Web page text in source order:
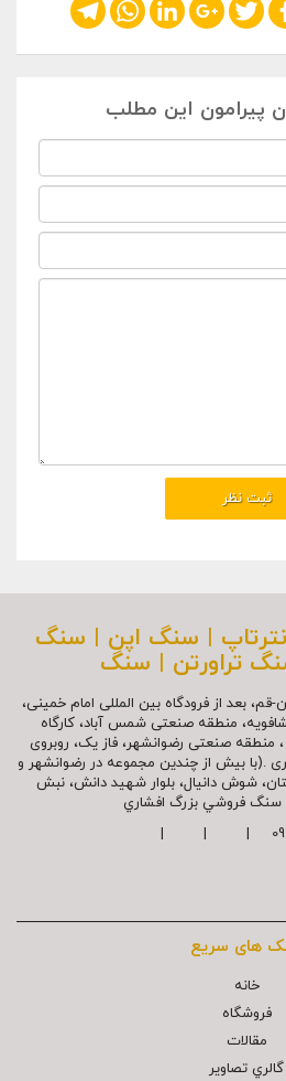
Twitter
Google+
LinkedIn
WhatsApp
Telegram
پیرامون این مطلب
| سنگ اپن | سنگ
تراورتن | سنگ
تهران-قم، بعد از فرودگاه بین المللی امام خمینی،
منطقه صنعتی شمس آباد، کارگاه
صنعتی رضوانشهر، فاز یک، روبروی
.(با بیش از چندین مجموعه در رضوانشهر و
شوش دانیال، بلوار شهيد دانش، نبش
سنگ فروشي بزرگ افشاري
های سریع
خانه
فروشگاه
مقالات
گالري تصاوير